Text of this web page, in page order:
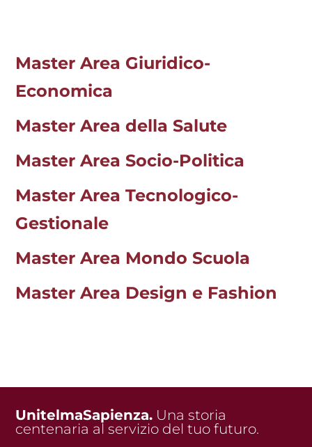
Master Area Giuridico-
Economica
Master Area della Salute
Master Area Socio-Politica
Master Area Tecnologico-
Gestionale
Master Area Mondo Scuola
Master Area Design e Fashion
UnitelmaSapienza. Una storia
centenaria al servizio del tuo futuro.